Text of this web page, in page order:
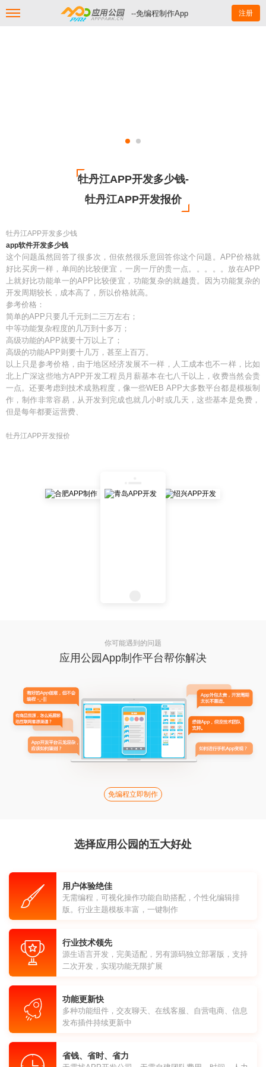
--免编程制作App 注册
牡丹江APP开发多少钱-
牡丹江APP开发报价
牡丹江APP开发多少钱
app软件开发多少钱
这个问题虽然回答了很多次，但依然很乐意回答你这个问题。APP价格就
好比买房一样，单间的比较便宜，一房一厅的贵一点。。。。。放在APP
上就好比功能单一的APP比较便宜，功能复杂的就越贵。因为功能复杂的
开发周期较长，成本高了，所以价格就高。
参考价格：
简单的APP只要几千元到二三万左右；
中等功能复杂程度的几万到十多万；
高级功能的APP就要十万以上了；
高级的功能APP则要十几万，甚至上百万。
以上只是参考价格，由于地区经济发展不一样，人工成本也不一样，比如
北上广深这些地方APP开发工程员月薪基本在七八千以上，收费当然会贵
一点。还要考虑到技术成熟程度，像一些WEB APP大多数平台都是模板制
作，制作非常容易，从开发到完成也就几小时或几天，这些基本是免费，
但是每年都要运营费、
牡丹江APP开发报价
你可能遇到的问题
应用公园App制作平台帮你解决
免编程立即制作
选择应用公园的五大好处
用户体验绝佳
无需编程，可视化操作功能自助搭配，个性化编辑排
版。行业主题模板丰富，一键制作
行业技术领先
源生语言开发，完美适配，另有源码独立部署版，支持
二次开发，实现功能无限扩展
功能更新快
多种功能组件，交友聊天、在线客服、自营电商、信息
发布插件持续更新中
省钱、省时、省力